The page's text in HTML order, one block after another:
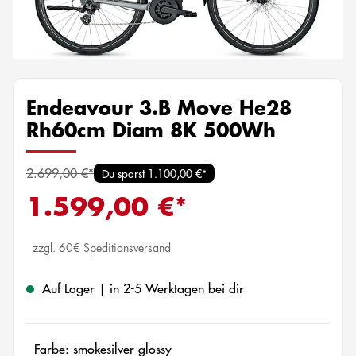
Endeavour 3.B Move He28
Rh60cm Diam 8K 500Wh
2.699,00 €* Du sparst 1.100,00 €*
1.599,00 €*
zzgl. 60€ Speditionsversand
Auf Lager | in 2-5 Werktagen bei dir
Farbe: smokesilver glossy